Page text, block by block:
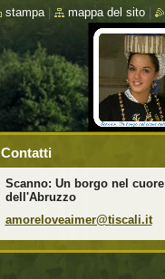
Contatti
Scanno: Un borgo nel cuore
dell'Abruzzo
amoreloveaimer@tiscali.it
stampa mappa del sito